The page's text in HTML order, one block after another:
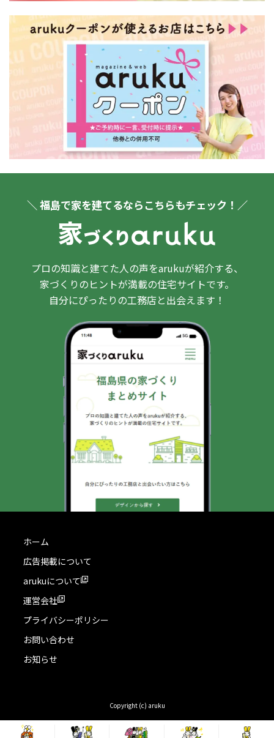
＼ 福島で家を建てるならこちらもチェック！／
プロの知識と建てた人の声をarukuが紹介する、
家づくりのヒントが満載の住宅サイトです。
自分にぴったりの工務店と出会えます！
ホーム
広告掲載について
arukuについて
運営会社
プライバシーポリシー
お問い合わせ
お知らせ
Copyright (c) aruku